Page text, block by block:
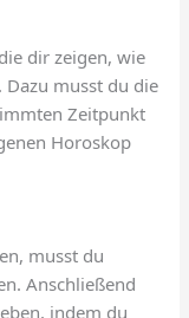
dir zeigen, wie
Dazu musst du die
Zeitpunkt
Horoskop
musst du
Anschließend
indem du